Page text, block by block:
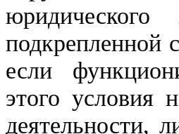
подкрепленной
если
этого условия
деятельности,